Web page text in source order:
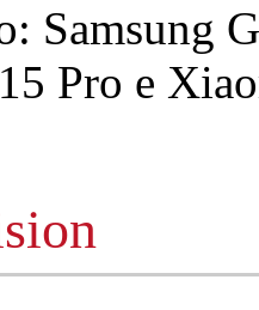
Samsung
Pro e